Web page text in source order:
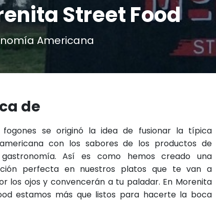
Street Food
Americana
de
fogones se originó la idea de fusionar la típica
con los sabores de los productos de
Así es como hemos creado una
perfecta en nuestros platos que te van a
los ojos y convencerán a tu paladar. En Morenita
estamos más que listos para hacerte la boca